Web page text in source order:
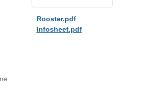
Rooster.pdf
Infosheet.pdf